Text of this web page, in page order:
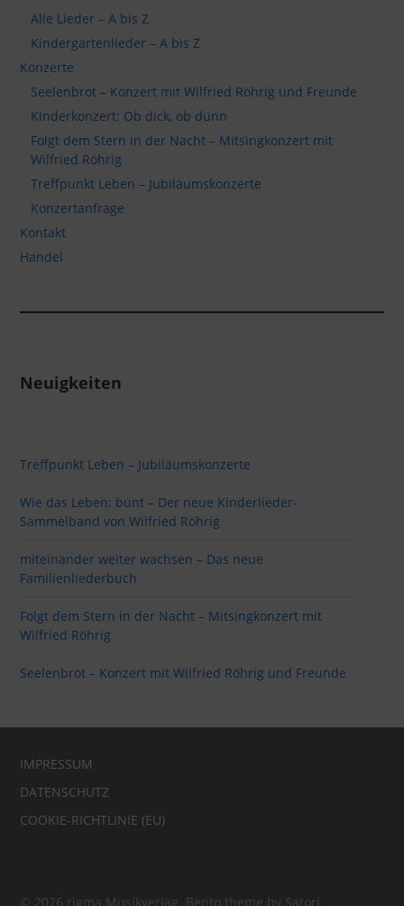
Alle Lieder – A bis Z
Kindergartenlieder – A bis Z
Konzerte
Seelenbrot – Konzert mit Wilfried Röhrig und Freunde
Kinderkonzert: Ob dick, ob dünn
Folgt dem Stern in der Nacht – Mitsingkonzert mit
Wilfried Röhrig
Treffpunkt Leben – Jubiläumskonzerte
Konzertanfrage
Kontakt
Handel
Neuigkeiten
Treffpunkt Leben – Jubiläumskonzerte
Wie das Leben: bunt – Der neue Kinderlieder-
Sammelband von Wilfried Röhrig
miteinander weiter wachsen – Das neue
Familienliederbuch
Folgt dem Stern in der Nacht – Mitsingkonzert mit
Wilfried Röhrig
Seelenbrot – Konzert mit Wilfried Röhrig und Freunde
IMPRESSUM
DATENSCHUTZ
COOKIE-RICHTLINIE (EU)
© 2026 rigma Musikverlag. Bento theme by Satori